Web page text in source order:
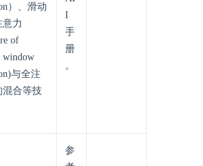
）、滑动
意力
of
window
与全注
混合等技
I
手
册
。
参